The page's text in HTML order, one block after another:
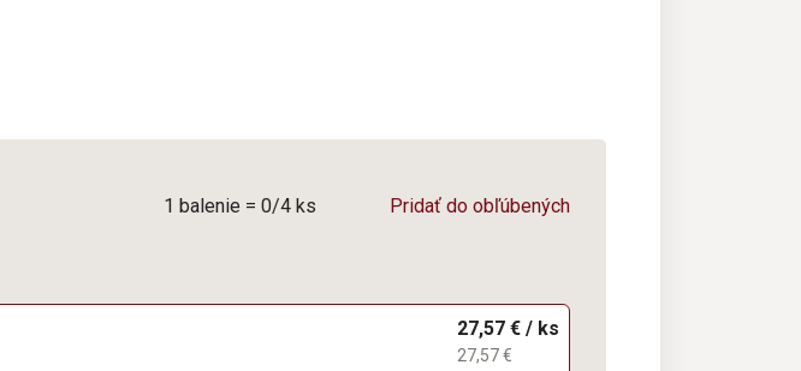
1 balenie = 0/4 ks Pridať do obľúbených
27,57 € / ks
27,57 €